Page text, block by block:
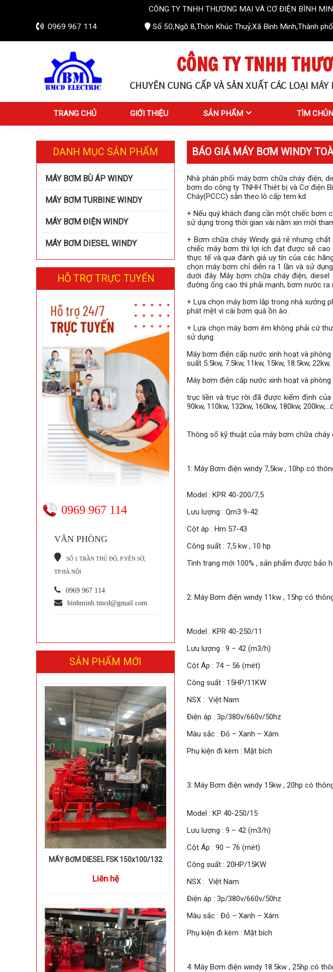
CÔNG TY TNHH THƯƠNG MẠI VÀ CƠ ĐIỆN BÌNH
0969 967 114
Số 50,Ngõ 8,Thôn Khúc Thuỷ,Xã Bình Minh,Thành
CÔNG TY TNHH
CHUYÊN CUNG CẤP VÀ SẢN XUẤT CÁC LOẠI
TRANG CHỦ GIỚI THIỆU SẢN PHẨM TÌM
DANH MỤC SẢN PHẨM
MÁY BƠM BÙ ÁP WINDY
MÁY BƠM TURBINE WINDY
MÁY BƠM ĐIỆN WINDY
MÁY BƠM DIESEL WINDY
HỖ TRỢ TRỰC TUYẾN
0969 967 114
VĂN PHÒNG
SỐ 1 TRẦN THỦ ĐỘ, P.YÊN SỞ,
TP.HÀ NỘI
0969 967 114
binhminh.tmcd@gmail.com
SẢN PHẨM MỚI
MÁY BƠM DIESEL FSK 150x100/132
Liên hệ
BÁO GIÁ MÁY BƠM WINDY
Nhà phân phối máy bơm chữa cháy điện,
bơm do công ty TNHH Thiêt bị và Cơ điện
Cháy(PCCC) sẵn theo lô cấp tem kd
+ Nếu quý khách đang cần một chiếc bơm
sử dụng trong thời gian vài năm xin mời
+ Bơm chữa cháy Windy giá rẻ nhưng
chiếc máy bơm thì lợi ích đạt được sẽ cao
thực tế và qua đánh giá uy tín của các
chọn máy bơm chỉ diễn ra 1 lần và sử
dưới đây. Máy bơm chữa cháy điện,
đường ống cao thì phải mạnh, bơm nước ra
+ Lựa chọn máy bơm lắp trong nhà xưởng
phát mệt vì cái bơm quá ồn ào.
+ Lựa chọn máy bơm êm không phải cứ
sử dụng.
Máy bơm điện cấp nước xinh hoạt và
suất 5.5kw, 7.5kw, 11kw, 15kw, 18.5kw,
Máy bơm điện cấp nước xinh hoạt và
trục liền và trục rời đã được kiểm định của
90kw, 110kw, 132kw, 160kw, 180kw,
Thông số kỹ thuật của máy bơm chữa
1: Máy Bơm điện windy 7,5kw , 10hp có
Model : KPR 40-200/7,5
Lưu lượng : Qm3 9-42
Cột áp : Hm 57-43
Công suất : 7,5 kw , 10 hp
Tình trạng mới 100% , sản phẩm được bảo
2: Máy Bơm điện windy 11kw , 15hp có
Model : KPR 40-250/11
Lưu lượng : 9 – 42 (m3/h)
Cột Áp : 74 – 56 (mét)
Công suất : 15HP/11KW
NSX : Việt Nam
Điện áp : 3p/380v/660v/50hz
Màu sắc : Đỏ – Xanh – Xám
Phụ kiện đi kèm : Mặt bích
3: Máy Bơm điện windy 15kw , 20hp có
Model : KP 40-250/15
Lưu lượng : 9 – 42 (m3/h)
Cột Áp : 90 – 76 (mét)
Công suất : 20HP/15KW
NSX : Việt Nam
Điện áp : 3p/380v/660v/50hz
Màu sắc : Đỏ – Xanh – Xám
Phụ kiện đi kèm : Mặt bích
4: Máy Bơm điện windy 18.5kw , 25hp có